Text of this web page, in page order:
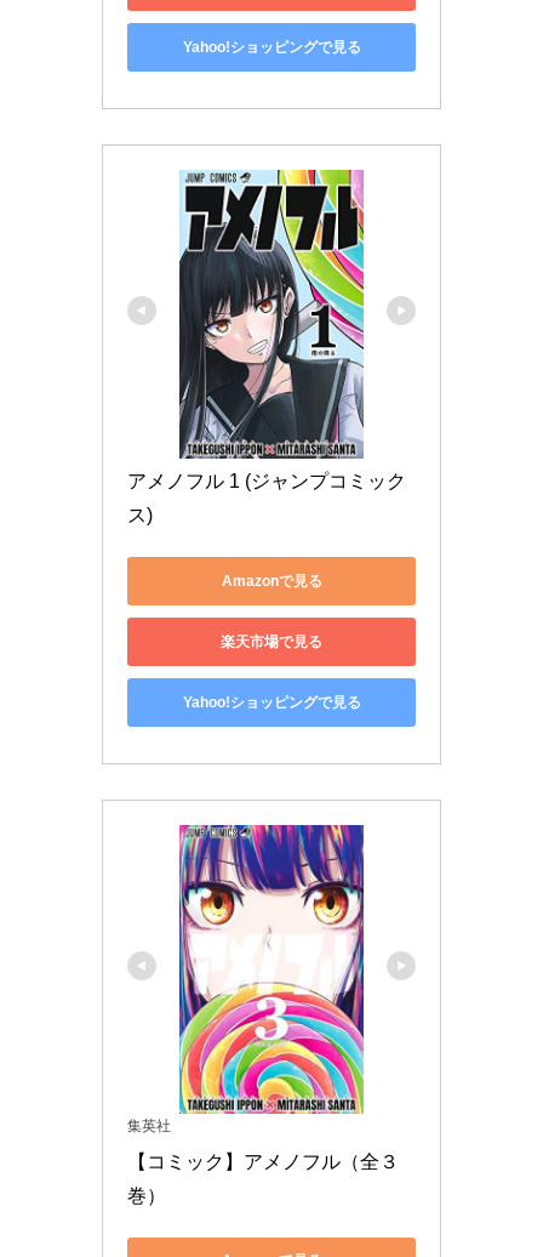
Yahoo!ショッピングで見る
アメノフル 1 (ジャンプコミック
ス)
Amazonで見る
楽天市場で見る
Yahoo!ショッピングで見る
集英社
【コミック】アメノフル（全３
巻）